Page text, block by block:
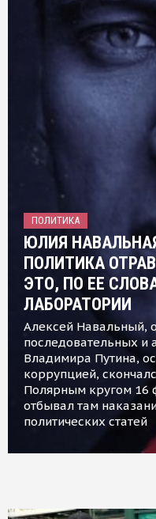
ПОЛИТИКА
ЮЛИЯ
ПОЛИТИКА
ЭТО, ПО ЕЕ
ЛАБОРАТОРИИ
Алексей Навальный,
последовательных и
Владимира Путина,
коррупцией,
Полярным кругом 16
отбывал там
политических статей